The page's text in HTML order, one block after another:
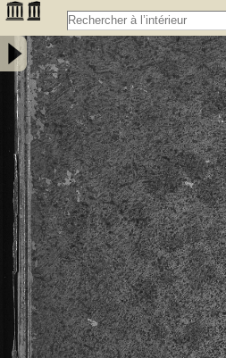
Privilèges, franchises, et libertés,
gouvernez les bourgeois, manans &
Cadillac, à eux concedez & ratifiez
Jean de Grailli, Pierre de Grailli,
de Foix ... années 1280. 1315. 1366.